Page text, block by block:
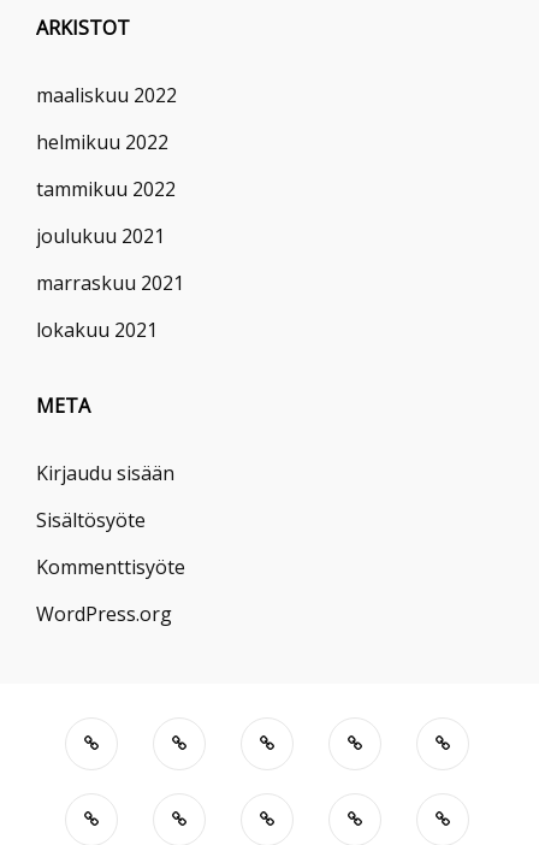
ARKISTOT
maaliskuu 2022
helmikuu 2022
tammikuu 2022
joulukuu 2021
marraskuu 2021
lokakuu 2021
META
Kirjaudu sisään
Sisältösyöte
Kommenttisyöte
WordPress.org